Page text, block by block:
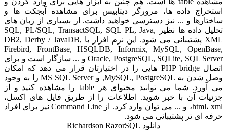
استخراج داده ها، مرورگر دیتابیس برای مشاهده آبجکت ها و
ساختارها و ... نیز دسترسی خواهید داشت. از بسیاری از زبان های
تحلیل داده ها نظیر SQL, PL/SQL, TransactSQL, SQL PL, Java,
XML پشتیبانی می شود. این نرم افزار با DB2, Derby / JavaDB,
Firebird, FrontBase, HSQLDB, Informix, MySQL, OpenBase,
Oracle, PostgreSQL, SQLite, SQL Server و ... سازگار است و برای
اتصال PHP bridge هایی را در اختیارتان قرار می دهد که امکان
وصل شدن به MySQL, PostgreSQL, و MS SQL Server را به وجود
می آورد. شما می توانید محتوای هر table را مشاهده کنید و از
جزئیات آن با خبر شوید. اطلاعات را از طریق فایل های اکسل،
html، xml، و ... می توان وارد کرد. از Command Line نیز برای افراد
حرفه ای تر پشتیبانی می شود.
دانلود Richardson RazorSQL